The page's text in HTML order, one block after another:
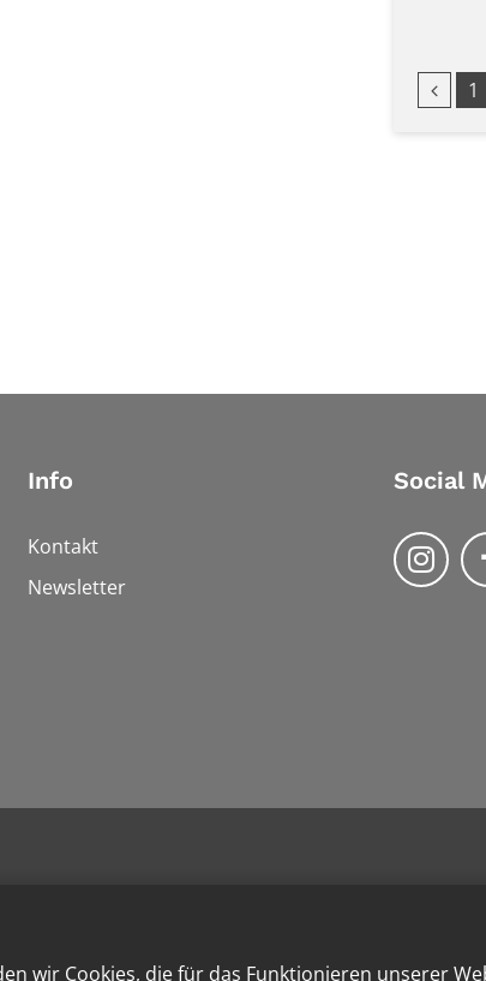
wir Cookies, die für das Funktionieren unserer
1
Info
Kontakt
Newsletter
Social